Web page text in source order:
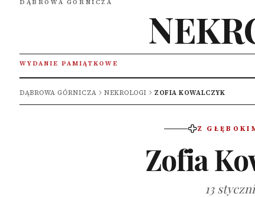
DĄBROWA GÓRNICZA
WYDANIE PAMIĄTKOWE
DĄBROWA GÓRNICZA NEKROLOGI ZOFIA KOWALCZYK
Z
Zofia
13